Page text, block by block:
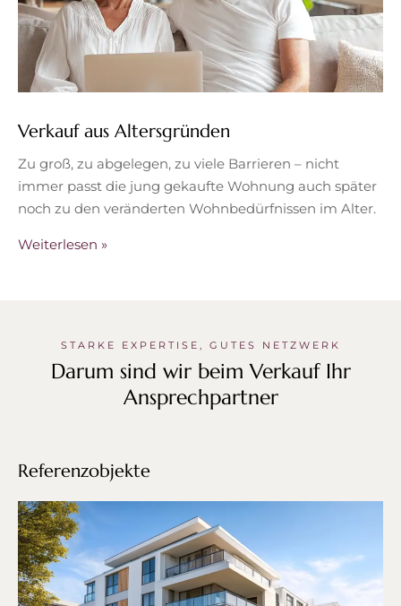
Verkauf aus Altersgründen
Zu groß, zu abgelegen, zu viele Barrieren – nicht
immer passt die jung gekaufte Wohnung auch später
noch zu den veränderten Wohnbedürfnissen im Alter.
Weiterlesen »
STARKE EXPERTISE, GUTES NETZWERK
Darum sind wir beim Verkauf Ihr
Ansprechpartner
Referenzobjekte